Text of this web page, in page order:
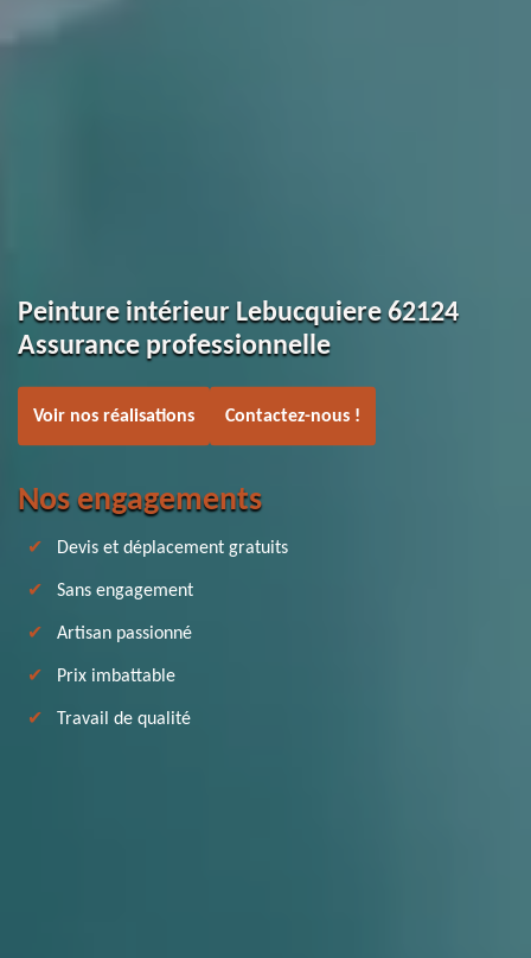
Peinture intérieur Lebucquiere 62124
Assurance professionnelle
Voir nos réalisations Contactez-nous !
Nos engagements
Devis et déplacement gratuits
Sans engagement
Artisan passionné
Prix imbattable
Travail de qualité